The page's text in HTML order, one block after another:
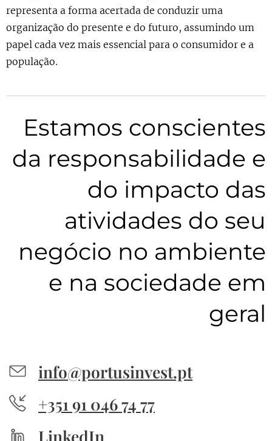
representa a forma acertada de conduzir uma
organização do presente e do futuro, assumindo um
papel cada vez mais essencial para o consumidor e a
população.
Estamos conscientes
da responsabilidade e
do impacto das
atividades do seu
negócio no ambiente
e na sociedade em
geral
info@portusinvest.pt
+351 91 046 74 77
LinkedIn